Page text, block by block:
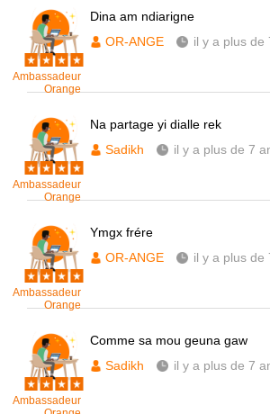
Ambassadeur
Orange
Dina am ndiarigne
OR-ANGE
il y a plus de
Ambassadeur
Orange
Na partage yi dialle rek
Sadikh
il y a plus de 7
Ambassadeur
Orange
Ymgx frére
OR-ANGE
il y a plus de
Ambassadeur
Comme sa mou geuna gaw
Sadikh
il y a plus de 7